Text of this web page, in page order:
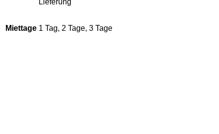
Lieferung
Miettage 1 Tag, 2 Tage, 3 Tage